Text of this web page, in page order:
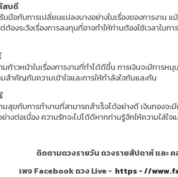
สบดี
บมือกับการเปลี่ยนแปลงบางอย่างในเรื่องของการงาน
ต้องระวังเรื่องการลงทุนที่อาจทำให้ท่านต้องใช้เวลาใ
ก้าวหน้าในเรื่องการงานที่ทำได้ดีขึ้น การเงินจะมีการห
สำคัญกับความเข้าใจและการให้กำลังใจกันและกัน
สุขกับการทำงานที่สามารถสำเร็จได้อย่างดี เงินทองจะ
างต่อเนื่อง ความรักจะไปได้ดีหากท่านรู้จักให้ความใส่ใจ
ติดตามดวงรายวัน ดวงรายสัปดาห์ และ
เพจ Facebook ดวง Live - https - //